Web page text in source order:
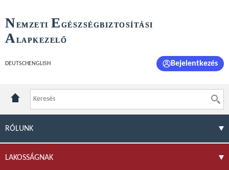
NEMZETI E GÉSZSÉGBIZTOSÍTÁSI
ALAPKEZELŐ
DEUTSCH ENGLISH Bejelentkezés
RÓLUNK
LAKOSSÁGNAK